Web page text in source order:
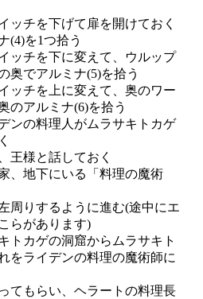
ッチを下げて扉を開けておく
(4)を1つ拾う
ッチを下に変えて、ウルップ
奥でアルミナ(5)を拾う
ッチを上に変えて、奥のワー
のアルミナ(6)を拾う
ンの料理人がムラサキトカゲ
王様と話しておく
、地下にいる「料理の魔術
周りするように進む(途中にエ
らがあります)
トカゲの洞窟からムラサキト
をライデンの料理の魔術師に
てもらい、ヘラートの料理長